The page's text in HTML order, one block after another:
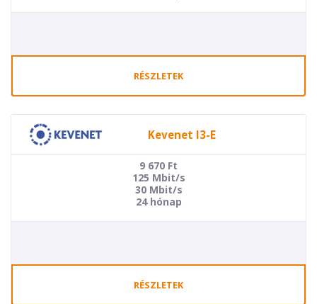
RÉSZLETEK
Kevenet I3-E
9 670 Ft
125 Mbit/s
30 Mbit/s
24 hónap
RÉSZLETEK